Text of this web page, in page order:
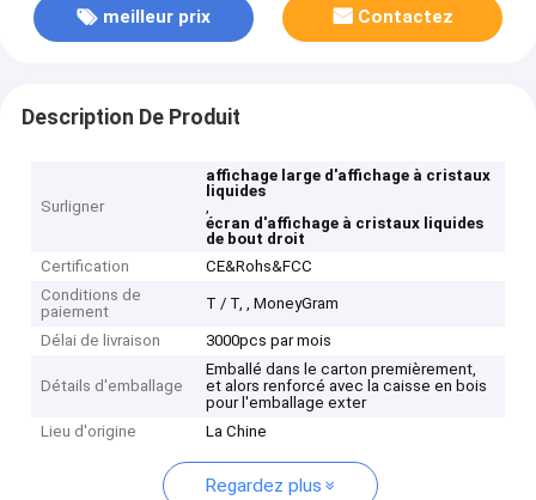
meilleur prix Contactez
Description De Produit
Surligner
affichage large d'affichage à cristaux
liquides
,
écran d'affichage à cristaux liquides
de bout droit
Certification
CE&Rohs&FCC
Conditions de
paiement
T / T, , MoneyGram
Délai de livraison 3000pcs par mois
Détails d'emballage
Emballé dans le carton premièrement,
et alors renforcé avec la caisse en bois
pour l'emballage exter
Lieu d'origine
La Chine
Regardez plus